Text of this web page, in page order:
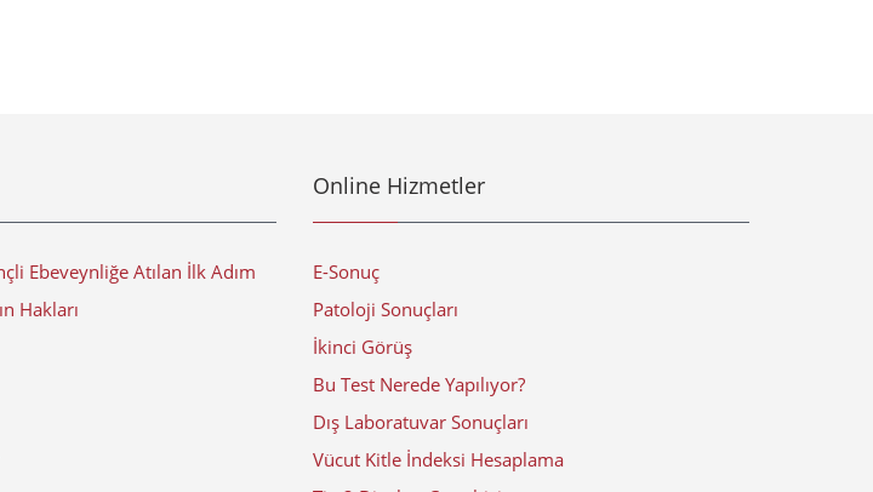
Ebeveynliğe Atılan İlk Adım
Hakları
Online Hizmetler
E-Sonuç
Patoloji Sonuçları
İkinci Görüş
Bu Test Nerede Yapılıyor?
Dış Laboratuvar Sonuçları
Vücut Kitle İndeksi Hesaplama